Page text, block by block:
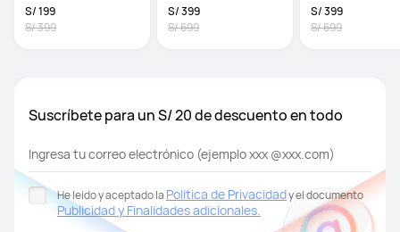
S/ 199
S/ 399
S/ 399
S/ 699
S/ 399
S/ 699
Suscríbete para un S/ 20 de descuento en todo
Ingresa tu correo electrónico (ejemplo xxx @xxx.com)
He leido y aceptado la Politica de Privacidady el documento
Publicidad y Finalidades adicionales.